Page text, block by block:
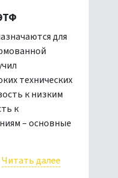
для
технических
к низким
к
– основные
Читать далее